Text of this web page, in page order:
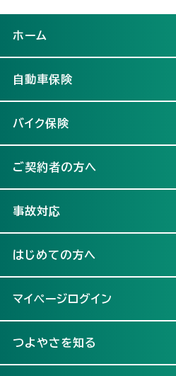
ホーム
自動車保険
バイク保険
ご契約者の方へ
事故対応
はじめての方へ
マイページログイン
つよやさを知る